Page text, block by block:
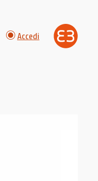
Accedi